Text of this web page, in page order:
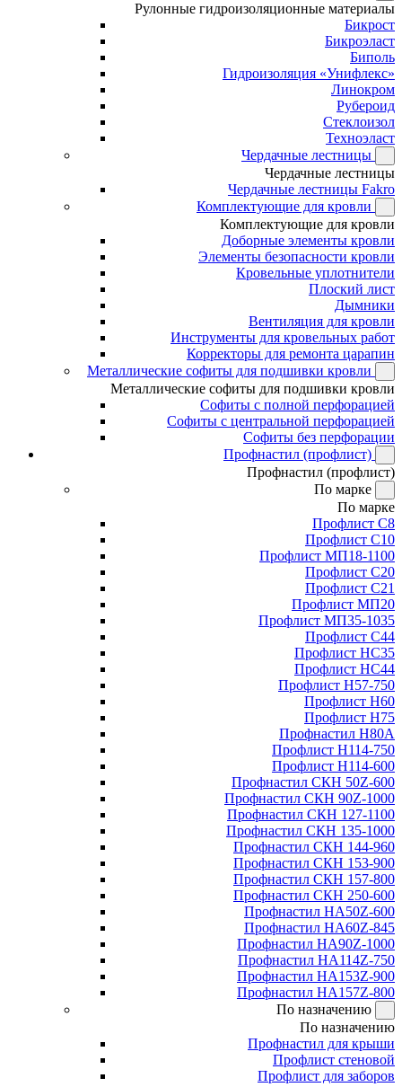
Рулонные гидроизоляционные материалы
Бикрост
Бикроэласт
Биполь
Гидроизоляция «Унифлекс»
Линокром
Рубероид
Стеклоизол
Техноэласт
Чердачные лестницы
Чердачные лестницы
Чердачные лестницы Fakro
Комплектующие для кровли
Комплектующие для кровли
Доборные элементы кровли
Элементы безопасности кровли
Кровельные уплотнители
Плоский лист
Дымники
Вентиляция для кровли
Инструменты для кровельных работ
Корректоры для ремонта царапин
Металлические софиты для подшивки кровли
Металлические софиты для подшивки кровли
Софиты с полной перфорацией
Софиты с центральной перфорацией
Софиты без перфорации
Профнастил (профлист)
Профнастил (профлист)
По марке
По марке
Профлист С8
Профлист С10
Профлист МП18-1100
Профлист С20
Профлист С21
Профлист МП20
Профлист МП35-1035
Профлист С44
Профлист НС35
Профлист НС44
Профлист Н57-750
Профлист Н60
Профлист Н75
Профнастил Н80А
Профлист Н114-750
Профлист Н114-600
Профнастил СКН 50Z-600
Профнастил СКН 90Z-1000
Профнастил СКН 127-1100
Профнастил СКН 135-1000
Профнастил СКН 144-960
Профнастил СКН 153-900
Профнастил СКН 157-800
Профнастил СКН 250-600
Профнастил НА50Z-600
Профнастил НА60Z-845
Профнастил НА90Z-1000
Профнастил НА114Z-750
Профнастил НА153Z-900
Профнастил НА157Z-800
По назначению
По назначению
Профнастил для крыши
Профлист стеновой
Профлист для заборов